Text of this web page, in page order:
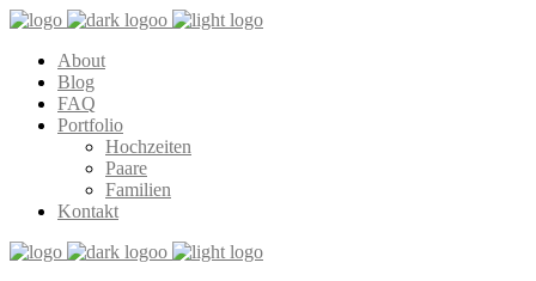
About
Blog
FAQ
Portfolio
Hochzeiten
Paare
Familien
Kontakt